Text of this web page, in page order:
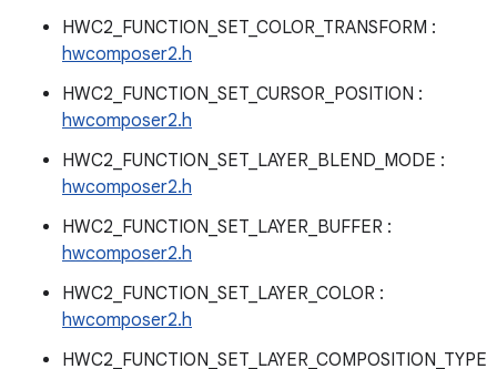
HWC2_FUNCTION_SET_COLOR_TRANSFORM :
hwcomposer2.h
HWC2_FUNCTION_SET_CURSOR_POSITION :
hwcomposer2.h
HWC2_FUNCTION_SET_LAYER_BLEND_MODE :
hwcomposer2.h
HWC2_FUNCTION_SET_LAYER_BUFFER :
hwcomposer2.h
HWC2_FUNCTION_SET_LAYER_COLOR :
hwcomposer2.h
HWC2_FUNCTION_SET_LAYER_COMPOSITION_TYPE